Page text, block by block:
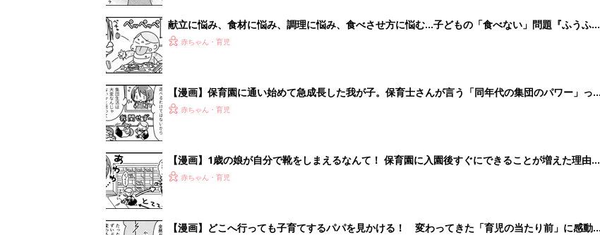
献立に悩み、食材に悩み、調理に悩み、食べさせ方に悩む…子どもの「食べない」問題『ふうふう
子育て ＃80』
赤ちゃん・育児
【漫画】保育園に通い始めて急成長した我が子。保育士さんが言う「同年代の集団のパワー」っ
て？『ふうふう子育て ＃79』
赤ちゃん・育児
【漫画】1歳の娘が自分で靴をしまえるなんて！ 保育園に入園後すぐにできることが増えた理由と
は？『ふうふう子育て ＃78』
赤ちゃん・育児
【漫画】どこへ行っても子育てするパパを見かける！ 変わってきた「育児の当たり前」に感動